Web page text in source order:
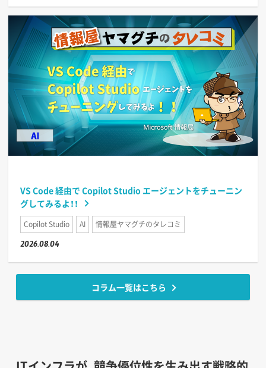
VS Code 経由で Copilot Studio エージェントをチューニン
グしてみるよ！！
Copilot Studio AI 情報屋ヤマグチのタレコミ
2026.08.04
コラム一覧はこちら